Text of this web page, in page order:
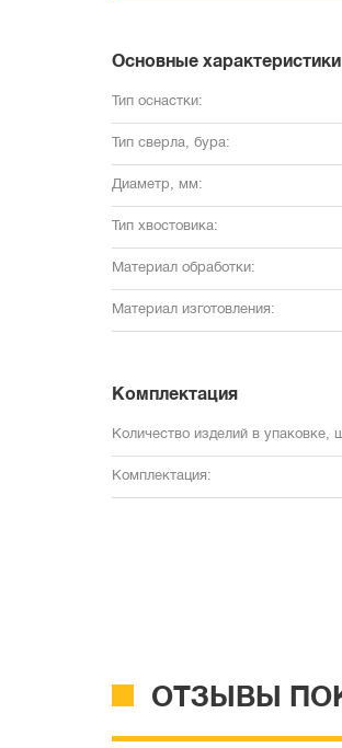
Основные характеристики
Тип оснастки:
Тип сверла, бура:
Диаметр, мм:
Тип хвостовика:
Материал обработки:
Материал изготовления:
Комплектация
Количество изделий в упаковке,
Комплектация:
ОТЗЫВЫ